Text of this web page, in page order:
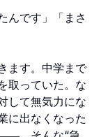
んです」「まさ
ます。中学まで
取っていた。な
して無気力にな
に出なくなった